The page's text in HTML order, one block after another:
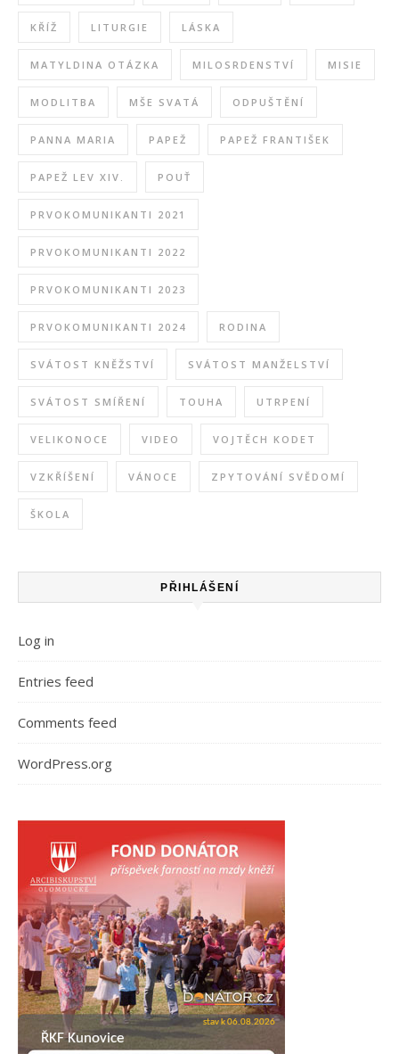
KŘÍŽ LITURGIE LÁSKA
MATYLDINA OTÁZKA MILOSRDENSTVÍ MISIE
MODLITBA MŠE SVATÁ ODPUŠTĚNÍ
PANNA MARIA PAPEŽ PAPEŽ FRANTIŠEK
PAPEŽ LEV XIV. POUŤ
PRVOKOMUNIKANTI 2021
PRVOKOMUNIKANTI 2022
PRVOKOMUNIKANTI 2023
PRVOKOMUNIKANTI 2024 RODINA
SVÁTOST KNĚŽSTVÍ SVÁTOST MANŽELSTVÍ
SVÁTOST SMÍŘENÍ TOUHA UTRPENÍ
VELIKONOCE VIDEO VOJTĚCH KODET
VZKŘÍŠENÍ VÁNOCE ZPYTOVÁNÍ SVĚDOMÍ
ŠKOLA
PŘIHLÁŠENÍ
Log in
Entries feed
Comments feed
WordPress.org